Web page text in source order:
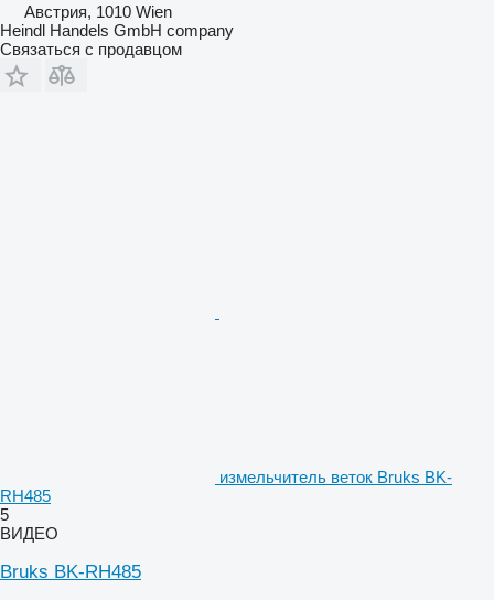
Австрия, 1010 Wien
Heindl Handels GmbH company
Связаться с продавцом
измельчитель веток Bruks BK-
RH485
5
ВИДЕО
Bruks BK-RH485